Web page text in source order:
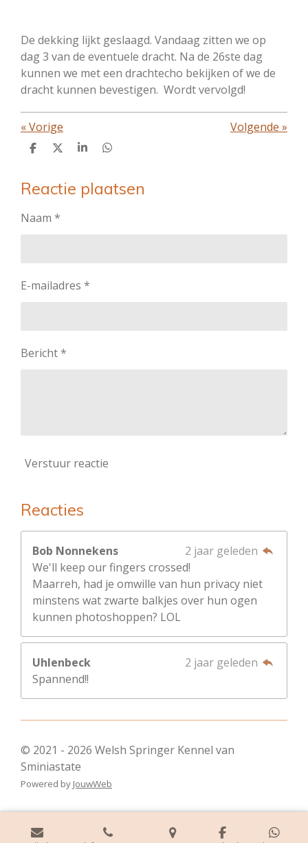
De dekking lijkt geslaagd. Vandaag zitten we op
dag 3 van de eventuele dracht. Na de 26ste dag
kunnen we met een drachtecho bekijken of we de
dracht kunnen bevestigen. Wordt vervolgd!
«Vorige Volgende »
D
e
n
D
l
S
r
e
D
e
n
Reactie plaatsen
Naam *
E-mailadres *
Bericht *
Verstuur reactie
Reacties
Bob Nonnekens
2 jaar geleden
We'll keep our fingers crossed!
Maarreh, had je omwille van hun privacy niet
minstens wat zwarte balkjes over hun ogen
kunnen photoshoppen? LOL
Uhlenbeck
2 jaar geleden
Spannend!!
© 2021 - 2026 Welsh Springer Kennel van
Sminiastate
Powered by JouwWeb